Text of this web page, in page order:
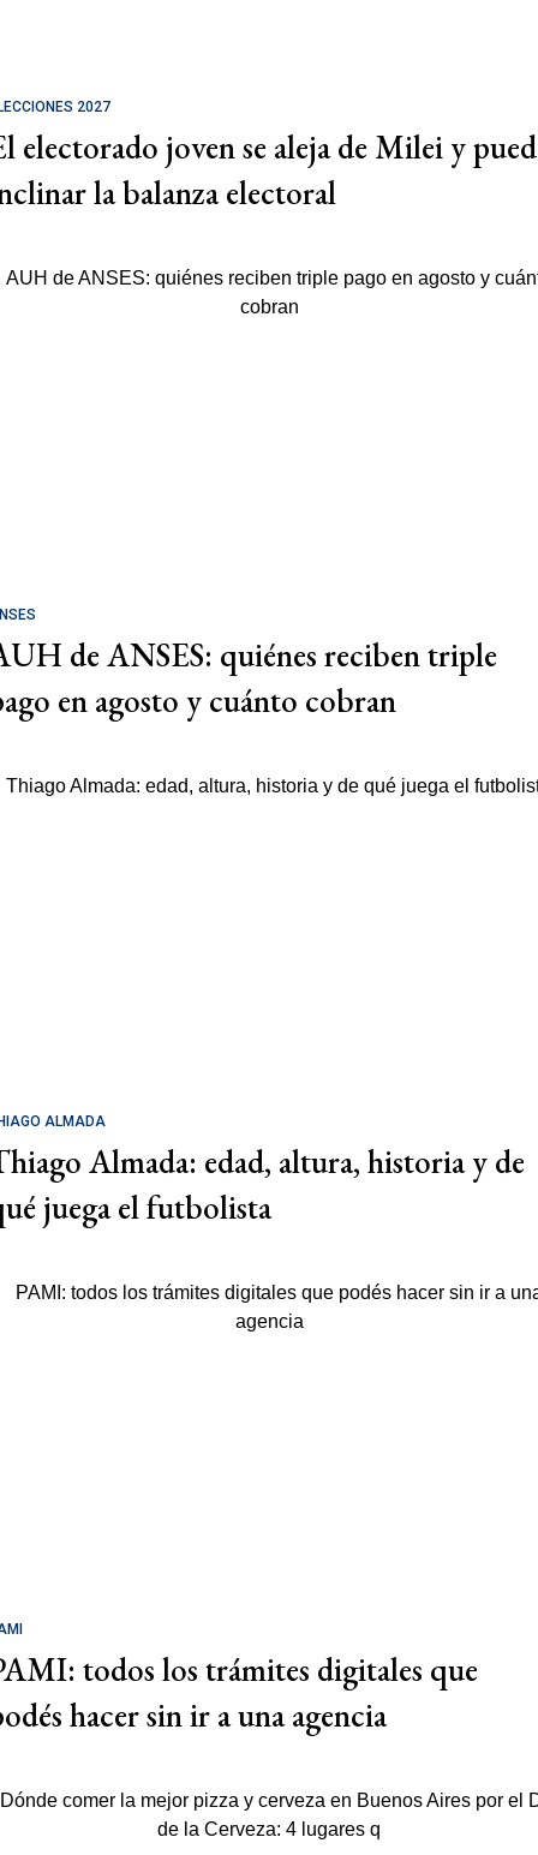
2027
electorado joven se aleja de Milei y
la balanza electoral
de ANSES: quiénes reciben triple
en agosto y cuánto cobran
ALMADA
Almada: edad, altura, historia y de
juega el futbolista
todos los trámites digitales que
hacer sin ir a una agencia